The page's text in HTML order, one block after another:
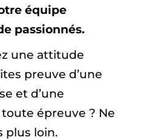
équipe
passionnés.
une attitude
preuve d’une
et d’une
épreuve ? Ne
plus loin.